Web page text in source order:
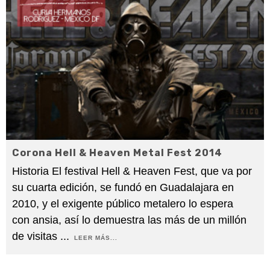
Corona Hell & Heaven Metal Fest 2014
Historia El festival Hell & Heaven Fest, que va por
su cuarta edición, se fundó en Guadalajara en
2010, y el exigente público metalero lo espera
con ansia, así lo demuestra las más de un millón
de visitas ... LEER MÁS...